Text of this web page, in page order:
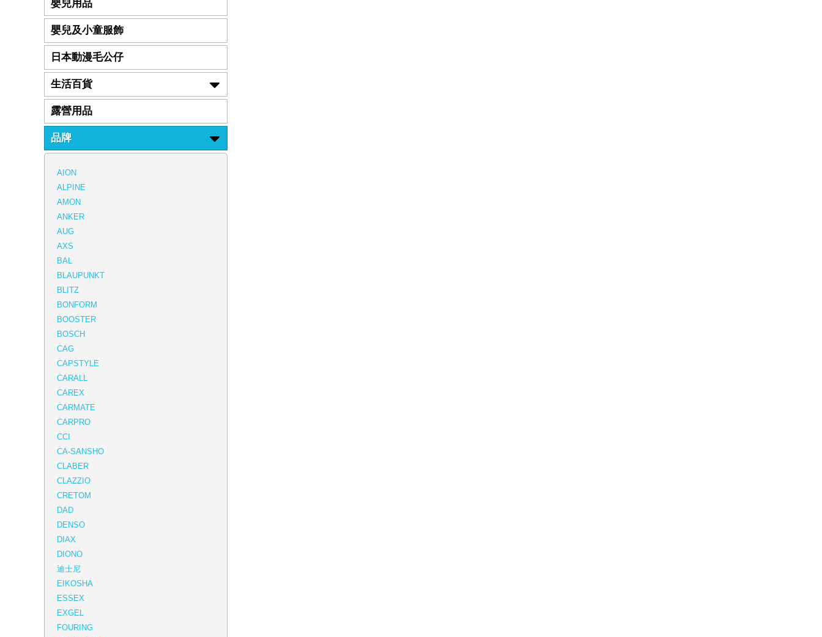
嬰兒用品
嬰兒及小童服飾
日本動漫毛公仔
生活百貨
露營用品
品牌
AION
ALPINE
AMON
ANKER
AUG
AXS
BAL
BLAUPUNKT
BLITZ
BONFORM
BOOSTER
BOSCH
CAG
CAPSTYLE
CARALL
CAREX
CARMATE
CARPRO
CCI
CA-SANSHO
CLABER
CLAZZIO
CRETOM
DAD
DENSO
DIAX
DIONO
迪士尼
EIKOSHA
ESSEX
EXGEL
FOURING